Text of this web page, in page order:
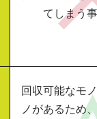
てしまう
回収可能なモ
ノがあるため